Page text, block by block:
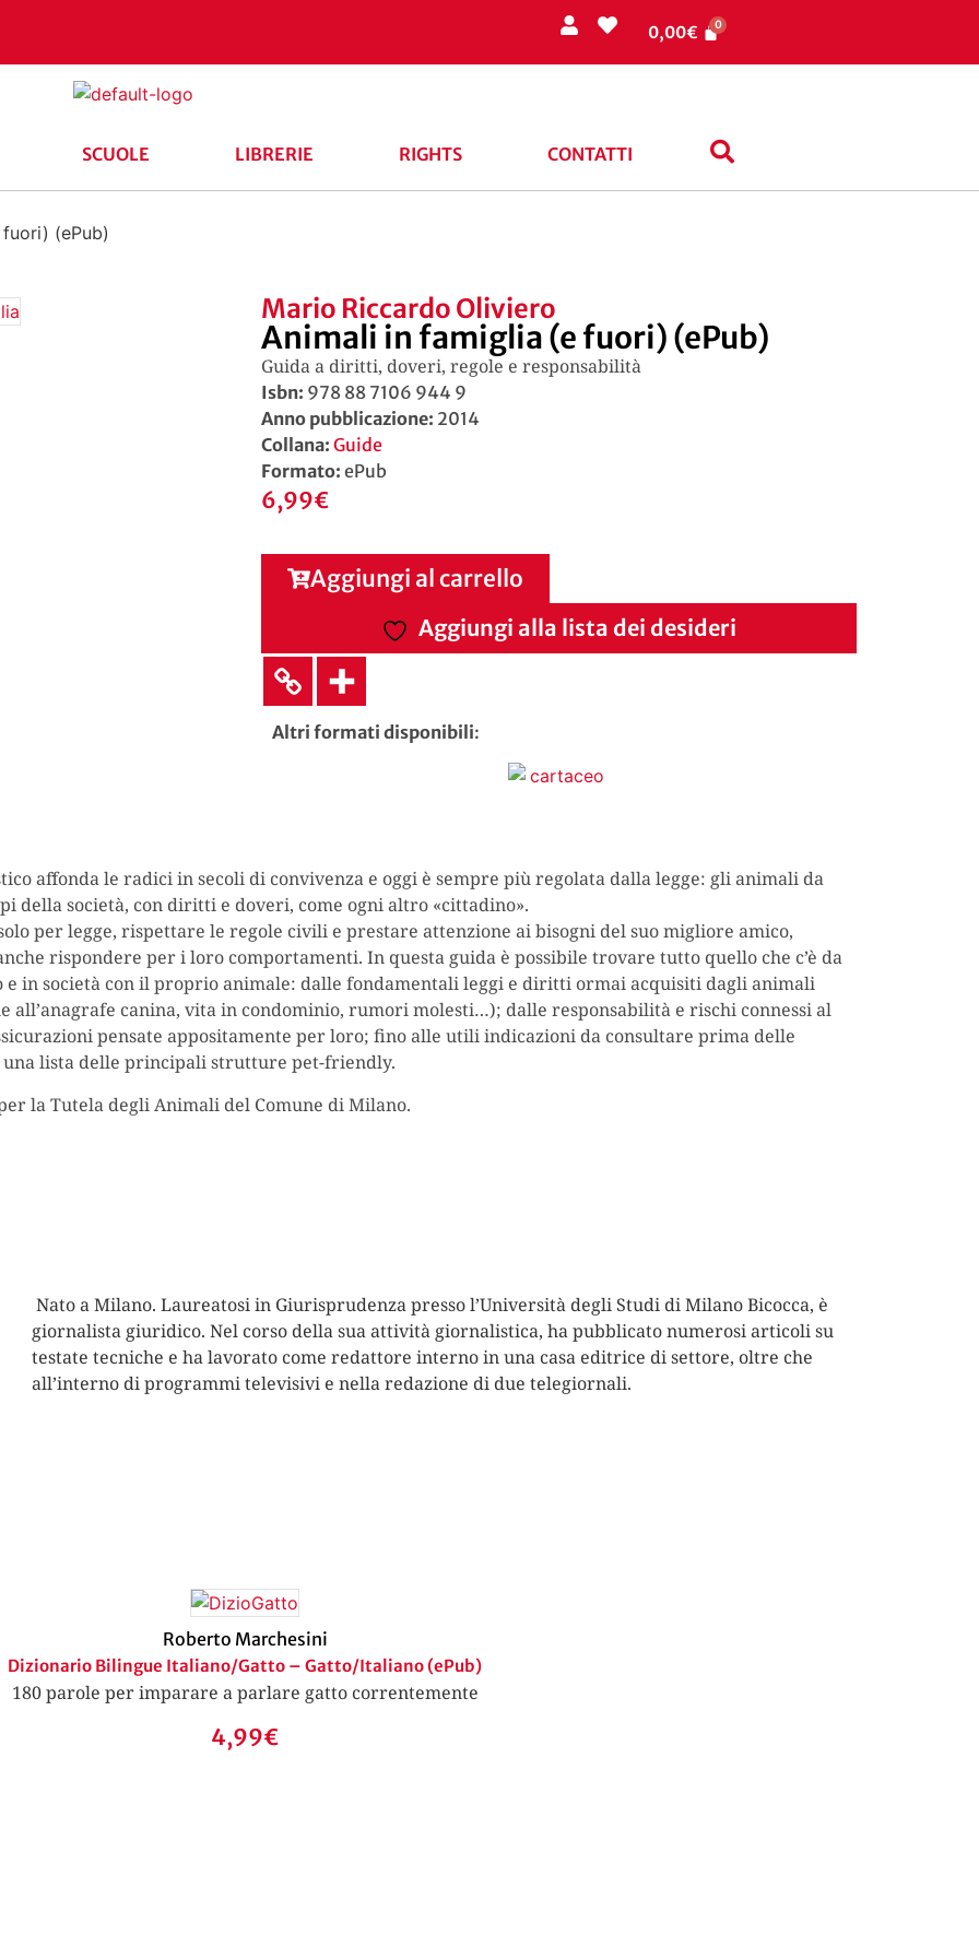
0,00€
SCUOLE LIBRERIE RIGHTS CONTATTI
(ePub)
Mario Riccardo Oliviero
Animali in famiglia (e fuori) (ePub)
Guida a diritti, doveri, regole e responsabilità
Isbn: 978 88 7106 944 9
Anno pubblicazione: 2014
Collana: Guide
Formato: ePub
6,99€
Aggiungi al carrello
Aggiungi alla lista dei desideri
Altri formati disponibili:
affonda le radici in secoli di convivenza e oggi è sempre più regolata dalla legge: gli animali da
della società, con diritti e doveri, come ogni altro «cittadino».
per legge, rispettare le regole civili e prestare attenzione ai bisogni del suo migliore amico,
rispondere per i loro comportamenti. In questa guida è possibile trovare tutto quello che c’è da
in società con il proprio animale: dalle fondamentali leggi e diritti ormai acquisiti dagli animali
all’anagrafe canina, vita in condominio, rumori molesti…); dalle responsabilità e rischi connessi al
pensate appositamente per loro; fino alle utili indicazioni da consultare prima delle
una lista delle principali strutture pet-friendly.
la Tutela degli Animali del Comune di Milano.
Nato a Milano. Laureatosi in Giurisprudenza presso l’Università degli Studi di Milano Bicocca, è
giornalista giuridico. Nel corso della sua attività giornalistica, ha pubblicato numerosi articoli su
testate tecniche e ha lavorato come redattore interno in una casa editrice di settore, oltre che
all’interno di programmi televisivi e nella redazione di due telegiornali.
Roberto Marchesini
Dizionario Bilingue Italiano/Gatto – Gatto/Italiano (ePub)
180 parole per imparare a parlare gatto correntemente
4,99€